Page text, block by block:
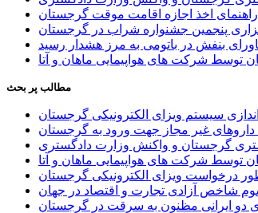
راهنمای اخذ اجازه اقامت موقت گرجستان
پنجمین جشنواره شراب در گرجستان
بنفش در باتومی به مرز هشدار رسید
توسط شرکت های هواپیمایی ماهان و آتا
مطالب پر بحث
سیستم ویزای الکترونیکی گرجستان
غیر مجاز جهت ورود به گرجستان
گرجستان و واکنش وزارت دادگستری
توسط شرکت های هواپیمایی ماهان و آتا
درخواست ویزای الکترونیکی گرجستان
شاخص آزادی تجارت و اقتصاد در جهان
دو ایرانی مظنون به سرقت در گرجستان